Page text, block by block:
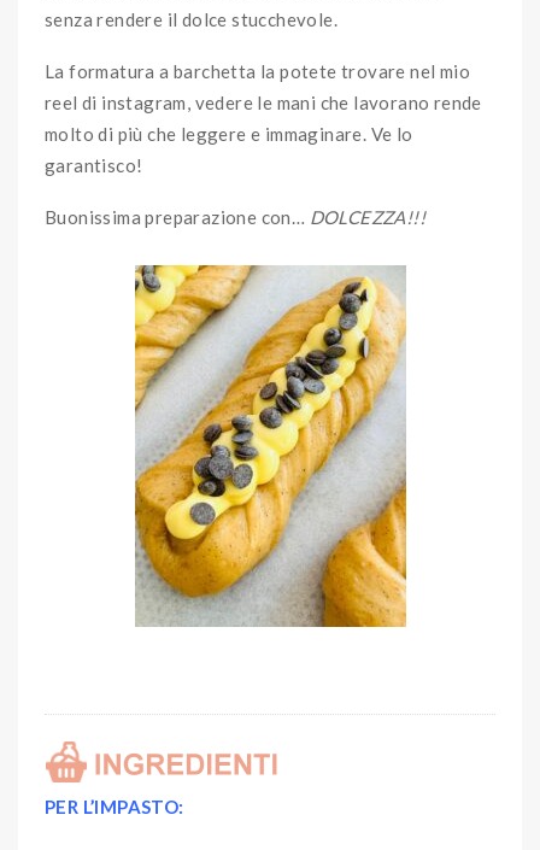
senza rendere il dolce stucchevole.
La formatura a barchetta la potete trovare nel mio
reel di instagram, vedere le mani che lavorano rende
molto di più che leggere e immaginare. Ve lo
garantisco!
Buonissima preparazione con… DOLCEZZA!!!
PER L’IMPASTO: